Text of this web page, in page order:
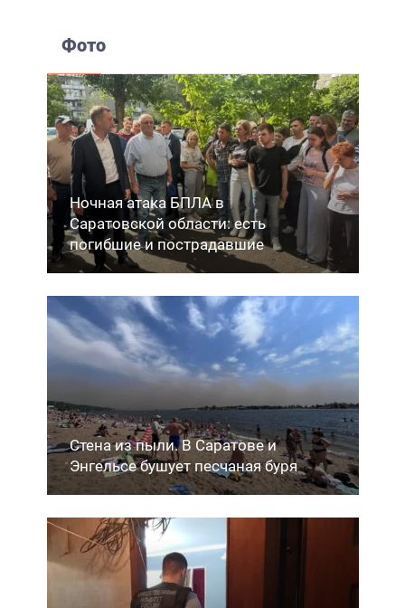
Фото
Ночная атака БПЛА в
Саратовской области: есть
погибшие и пострадавшие
Стена из пыли. В Саратове и
Энгельсе бушует песчаная буря